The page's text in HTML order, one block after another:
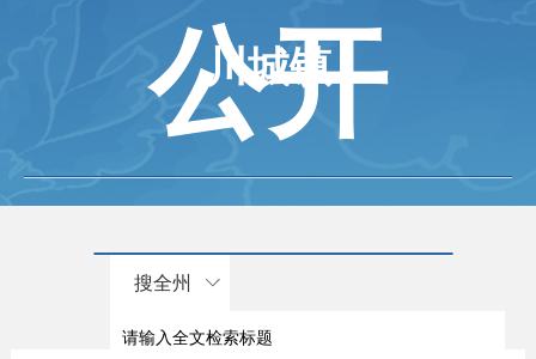
公开
川城镇
搜全州